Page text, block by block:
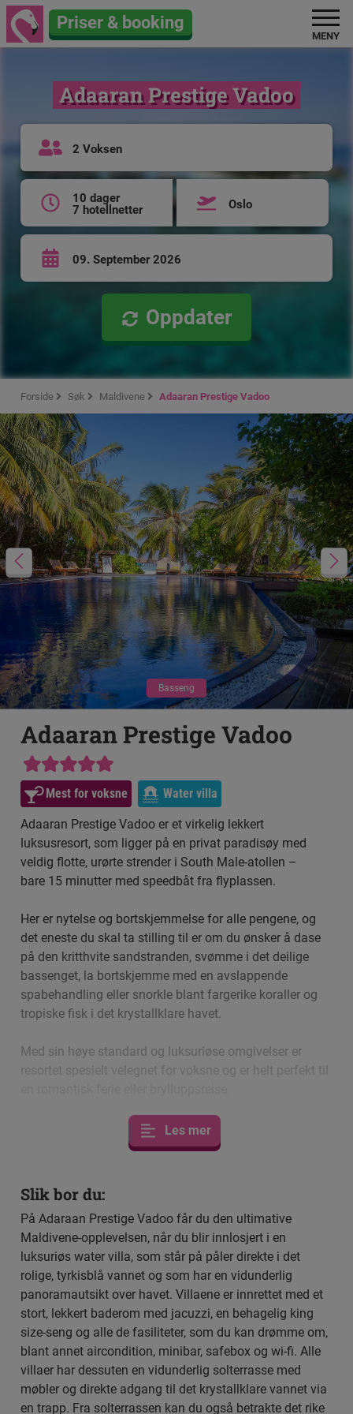
Priser & booking
MENY
Adaaran Prestige Vadoo
2 Voksen
10 dager
7 hotellnetter
Oslo
09. September 2026
Oppdater
Forside Søk Maldivene Adaaran Prestige Vadoo
Adaaran Prestige Vadoo
Mest for voksne Water villa
Adaaran Prestige Vadoo er et virkelig lekkert
luksusresort, som ligger på en privat paradisøy med
veldig flotte, urørte strender i South Male-atollen –
bare 15 minutter med speedbåt fra flyplassen.
Her er nytelse og bortskjemmelse for alle pengene, og
det eneste du skal ta stilling til er om du ønsker å dase
på den kritthvite sandstranden, svømme i det deilige
bassenget, la bortskjemme med en avslappende
spabehandling eller snorkle blant fargerike koraller og
tropiske fisk i det krystallklare havet.
Med sin høye standard og luksuriøse omgivelser er
resortet spesielt velegnet for voksne og er helt perfekt til
Snorkling og dykking
Drømmer du om å oppleve det
Da har du kommet til det helt riktige sted.
Adaaran Prestige Vadoo har sitt eget husrev, der
det vrimler med fargerike koraller og fascinerende fisk.
Revet gir både begynnere og de som har litt
erfaring mulighet for å oppleve det fascinerende livet
under havoverflaten og du kan blant annet være heldig
å oppleve skilpadder, grå og hvittippet revhaier, delfiner,
ørnerokker og en haug av fargerike, tropiske fisk.
Resortet tilbyr også daglige snorkel- og dykketurer med
båt, hvis du har lyst til å oppleve enda mer. Ikke langt
Les mer
Slik bor du:
På Adaraan Prestige Vadoo får du den ultimative
Maldivene-opplevelsen, når du blir innlosjert i en
luksuriøs water villa, som står på påler direkte i det
rolige, tyrkisblå vannet og som har en vidunderlig
panoramautsikt over havet. Villaene er innrettet med et
stort, lekkert baderom med jacuzzi, en behagelig king
size-seng og alle de fasiliteter, som du kan drømme om,
blant annet aircondition, minibar, safebox og wi-fi. Alle
villaer har dessuten en vidunderlig solterrasse med
møbler og direkte adgang til det krystallklare vannet via
en trapp. Fra solterrassen kan du også betrakte det rike
Basseng